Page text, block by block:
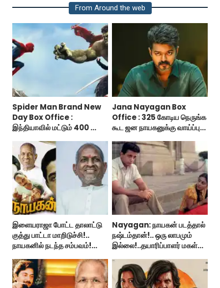
From Around the web
Spider Man Brand New
Day Box Office :
இந்தியாவில் மட்டும் 400 கோடி
பிராண்ட் நியூ டே?
Jana Nayagan Box
Office : 325 கோடிய நெருங்க
கூட ஜன நாயகனுக்கு வாய்ப்பு
இளையராஜா போட்ட தாலாட்டு
குத்து பாட்டா மாறிடுச்சி!..
நாயகனில் நடந்த சம்பவம்!...
Nayagan: நாயகன் படத்தால்
நஷ்டம்தான்!.. ஒரு லாபமும்
இல்லை!..தயாரிப்பாளர் மகள்